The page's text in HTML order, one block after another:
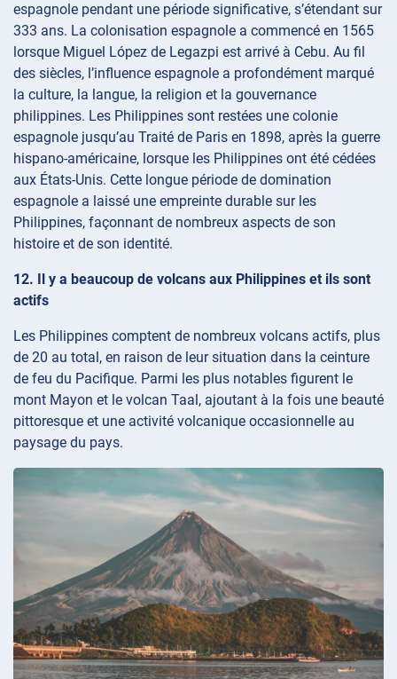
espagnole pendant une période significative, s’étendant sur
333 ans. La colonisation espagnole a commencé en 1565
lorsque Miguel López de Legazpi est arrivé à Cebu. Au fil
des siècles, l’influence espagnole a profondément marqué
la culture, la langue, la religion et la gouvernance
philippines. Les Philippines sont restées une colonie
espagnole jusqu’au Traité de Paris en 1898, après la guerre
hispano-américaine, lorsque les Philippines ont été cédées
aux États-Unis. Cette longue période de domination
espagnole a laissé une empreinte durable sur les
Philippines, façonnant de nombreux aspects de son
histoire et de son identité.
12. Il y a beaucoup de volcans aux Philippines et ils sont
actifs
Les Philippines comptent de nombreux volcans actifs, plus
de 20 au total, en raison de leur situation dans la ceinture
de feu du Pacifique. Parmi les plus notables figurent le
mont Mayon et le volcan Taal, ajoutant à la fois une beauté
pittoresque et une activité volcanique occasionnelle au
paysage du pays.